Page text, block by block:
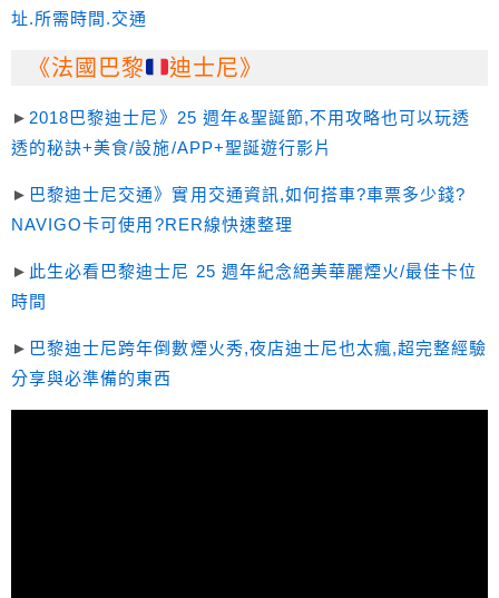
址.所需時間.交通
《法國巴黎 迪士尼》
► 2018巴黎迪士尼》25 週年&聖誕節,不用攻略也可以玩透
透的秘訣+美食/設施/APP+聖誕遊行影片
► 巴黎迪士尼交通》實用交通資訊,如何搭車?車票多少錢?
NAVIGO卡可使用?RER線快速整理
► 此生必看巴黎迪士尼 25 週年紀念絕美華麗煙火/最佳卡位
時間
► 巴黎迪士尼跨年倒數煙火秀,夜店迪士尼也太瘋,超完整經驗
分享與必準備的東西